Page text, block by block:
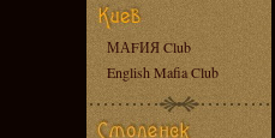
МАFИЯ Club
English Mafia Club